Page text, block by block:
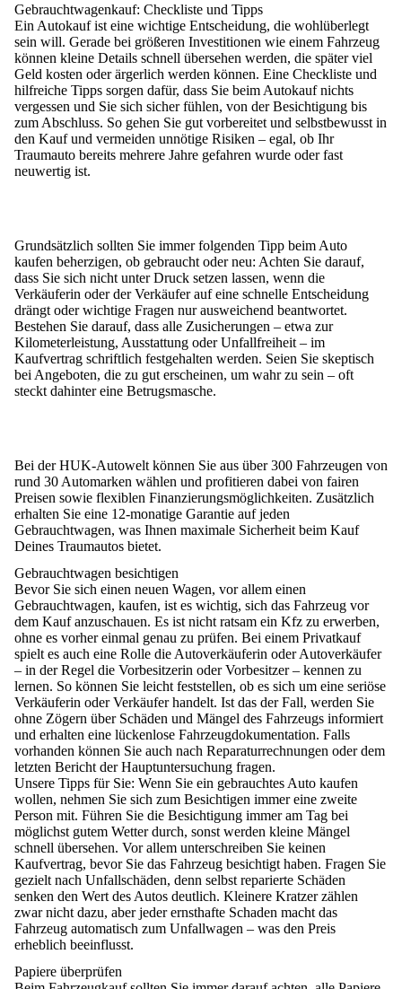
Gebrauchtwagenkauf: Checkliste und Tipps
Ein Autokauf ist eine wichtige Entscheidung, die wohlüberlegt
sein will. Gerade bei größeren Investitionen wie einem Fahrzeug
können kleine Details schnell übersehen werden, die später viel
Geld kosten oder ärgerlich werden können. Eine Checkliste und
hilfreiche Tipps sorgen dafür, dass Sie beim Autokauf nichts
vergessen und Sie sich sicher fühlen, von der Besichtigung bis
zum Abschluss. So gehen Sie gut vorbereitet und selbstbewusst in
den Kaufund vermeiden unnötige Risiken – egal, ob Ihr
Traumauto bereits mehrere Jahre gefahren wurde oder fast
neuwertig ist.
Grundsätzlich sollten Sie immerfolgenden Tipp beim Auto
kaufen beherzigen, ob gebraucht oder neu: Achten Sie darauf,
dass Sie sich nicht unter Druck setzen lassen, wenn die
Verkäuferin oder der Verkäufer auf eine schnelle Entscheidung
drängt oder wichtige Fragen nur ausweichend beantwortet.
Bestehen Sie darauf, dass alle Zusicherungen – etwa zur
Kilometerleistung, Ausstattung oder Unfallfreiheit – im
Kaufvertrag schriftlich festgehalten werden. Seien Sie skeptisch
bei Angeboten, die zu gut erscheinen, um wahr zu sein – oft
steckt dahinter eine Betrugsmasche.
Bei derHUK-Autowelt können Sie aus über300 Fahrzeugen von
rund 30 Automarken wählen und profitieren dabei von fairen
Preisen sowie flexiblen Finanzierungsmöglichkeiten. Zusätzlich
erhalten Sie eine 12-monatige Garantie auf jeden
Gebrauchtwagen, was Ihnen maximale Sicherheit beim Kauf
Deines Traumautos bietet.
Gebrauchtwagen besichtigen
Bevor Sie sich einen neuen Wagen, vor allem einen
Gebrauchtwagen, kaufen, ist es wichtig, sich das Fahrzeug vor
dem Kauf anzuschauen. Es ist nicht ratsam ein Kfz zu erwerben,
ohne es vorher einmal genau zu prüfen. Bei einem Privatkauf
spielt es auch eine Rolle die Autoverkäuferin oder Autoverkäufer
– in der Regel die Vorbesitzerin oder Vorbesitzer – kennen zu
lernen. So können Sie leicht feststellen, ob es sich um eine seriöse
Verkäuferin oder Verkäuferhandelt. Ist das der Fall, werden Sie
ohne Zögern über Schäden und Mängel des Fahrzeugs informiert
und erhalten eine lückenlose Fahrzeugdokumentation. Falls
vorhanden können Sie auch nach Reparaturrechnungen oder dem
letzten Bericht der Hauptuntersuchung fragen.
Unsere Tipps für Sie: Wenn Sie ein gebrauchtes Auto kaufen
wollen, nehmen Sie sich zum Besichtigen immer eine zweite
Person mit. Führen Sie die Besichtigung immer am Tag bei
möglichst gutem Wetter durch, sonst werden kleine Mängel
schnell übersehen. Vor allem unterschreiben Sie keinen
Kaufvertrag, bevor Sie das Fahrzeug besichtigt haben. Fragen Sie
gezielt nach Unfallschäden, denn selbst reparierte Schäden
senken den Wert des Autos deutlich. Kleinere Kratzer zählen
zwar nicht dazu, aber jeder ernsthafte Schaden macht das
Fahrzeug automatisch zum Unfallwagen – was den Preis
erheblich beeinflusst.
Papiere überprüfen